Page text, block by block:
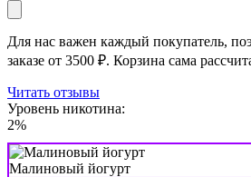
Для нас важен каждый покупатель,
заказе от 3500 ₽. Корзина сама
Читать отзывы
Уровень никотина:
2%
Малиновый йогурт